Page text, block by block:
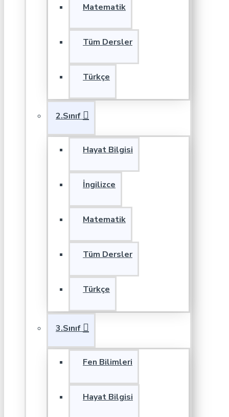
Matematik
Tüm Dersler
Türkçe
2.Sınıf
Hayat Bilgisi
İngilizce
Matematik
Tüm Dersler
Türkçe
3.Sınıf
Fen Bilimleri
Hayat Bilgisi